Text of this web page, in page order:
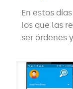
En estos
los que las
ser órdenes y